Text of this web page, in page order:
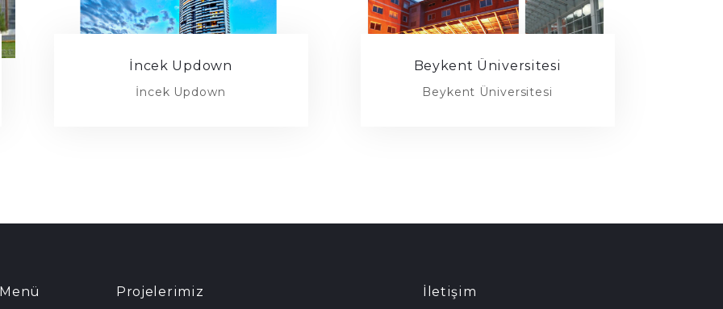
İncek Updown
İncek Updown
Beykent Üniversitesi
Beykent Üniversitesi
Projelerimiz İletişim